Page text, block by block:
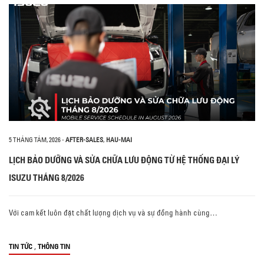
5 THÁNG TÁM, 2026- AFTER-SALES, HAU-MAI
LỊCH BẢO DƯỠNG VÀ SỬA CHỮA LƯU ĐỘNG TỪ HỆ THỐNG ĐẠI LÝ
ISUZU THÁNG 8/2026
Với cam kết luôn đặt chất lượng dịch vụ và sự đồng hành cùng…
TIN TỨC , THÔNG TIN